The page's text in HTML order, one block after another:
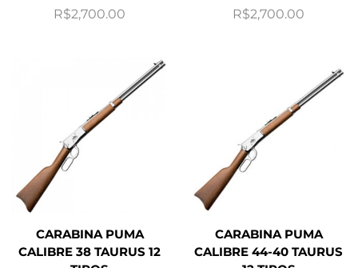
R$2,700.00 R$2,700.00
CARABINA PUMA
CALIBRE 38 TAURUS 12
CARABINA PUMA
CALIBRE 44-40 TAURUS